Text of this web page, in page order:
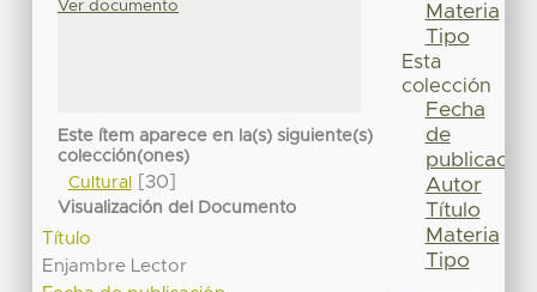
Ver documento
Este ítem aparece en la(s) siguiente(s)
colección(ones)
Cultural[30]
Visualización del Documento
Título
Enjambre Lector
Materia
Tipo
Esta
colección
Fecha
de
publicación
Autor
Título
Materia
Tipo